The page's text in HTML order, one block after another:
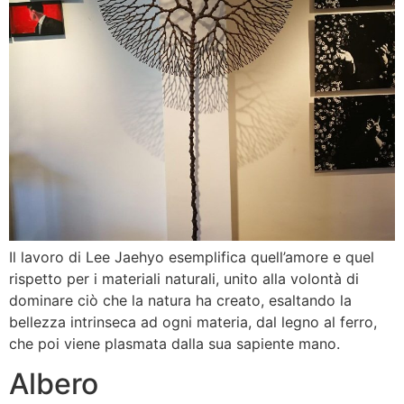
Il lavoro di Lee Jaehyo esemplifica quell’amore e quel
rispetto per i materiali naturali, unito alla volontà di
dominare ciò che la natura ha creato, esaltando la
bellezza intrinseca ad ogni materia, dal legno al ferro,
che poi viene plasmata dalla sua sapiente mano.
Albero